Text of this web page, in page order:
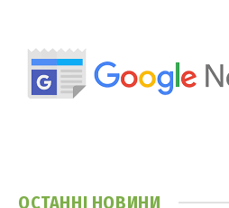
ОСТАННІ НОВИНИ